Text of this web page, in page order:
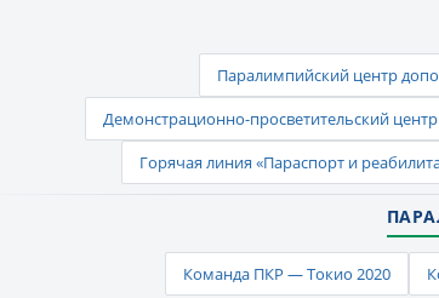
Паралимпийский центр
Демонстрационно-просветительский
Горячая линия «Параспорт и
Команда ПКР — Токио 2020